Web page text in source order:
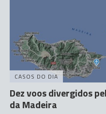
CASOS DO DIA
Dez voos divergidos
da Madeira